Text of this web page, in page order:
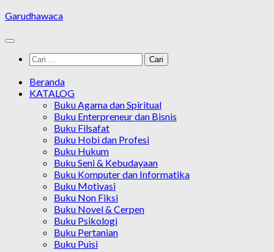
Skip
content
Garudhawaca
Cari
untuk:
Beranda
KATALOG
Buku Agama dan Spiritual
Buku Enterpreneur dan Bisnis
Buku Filsafat
Buku Hobi dan Profesi
Buku Hukum
Buku Seni & Kebudayaan
Buku Komputer dan Informatika
Buku Motivasi
Buku Non Fiksi
Buku Novel & Cerpen
Buku Psikologi
Buku Pertanian
Buku Puisi